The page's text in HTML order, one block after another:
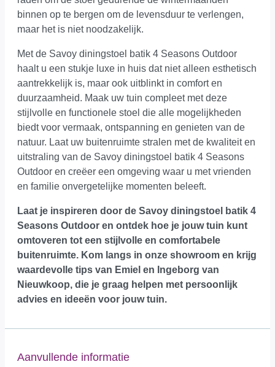
binnen op te bergen om de levensduur te verlengen,
maar het is niet noodzakelijk.
Met de Savoy diningstoel batik 4 Seasons Outdoor
haalt u een stukje luxe in huis dat niet alleen esthetisch
aantrekkelijk is, maar ook uitblinkt in comfort en
duurzaamheid. Maak uw tuin compleet met deze
stijlvolle en functionele stoel die alle mogelijkheden
biedt voor vermaak, ontspanning en genieten van de
natuur. Laat uw buitenruimte stralen met de kwaliteit en
uitstraling van de Savoy diningstoel batik 4 Seasons
Outdoor en creëer een omgeving waar u met vrienden
en familie onvergetelijke momenten beleeft.
Laat je inspireren door de Savoy diningstoel batik 4
Seasons Outdoor en ontdek hoe je jouw tuin kunt
omtoveren tot een stijlvolle en comfortabele
buitenruimte. Kom langs in onze showroom en krijg
waardevolle tips van Emiel en Ingeborg van
Nieuwkoop, die je graag helpen met persoonlijk
advies en ideeën voor jouw tuin.
Aanvullende informatie